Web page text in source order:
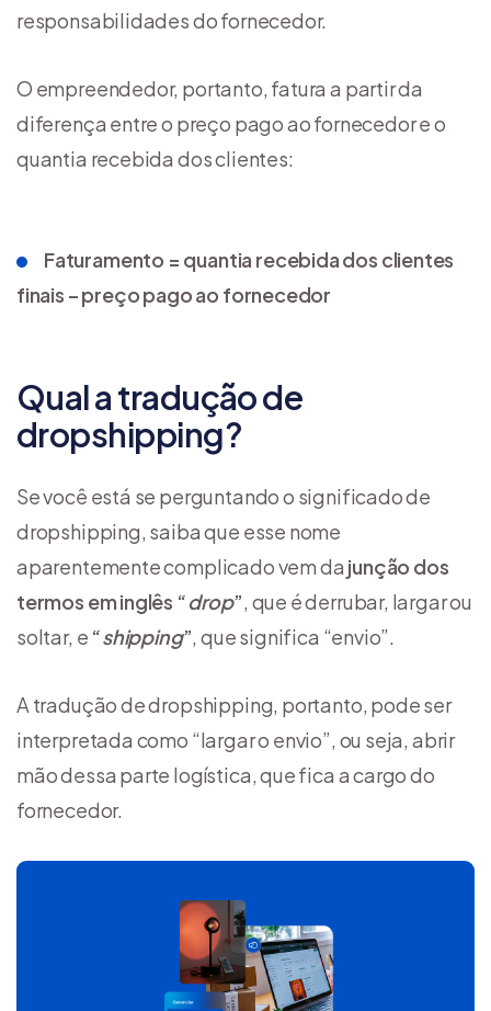
responsabilidades do fornecedor.
O empreendedor, portanto, fatura a partir da
diferença entre o preço pago ao fornecedor e o
quantia recebida dos clientes:
Faturamento = quantia recebida dos clientes
finais – preço pago ao fornecedor
Qual a tradução de
dropshipping?
Se você está se perguntando o significado de
dropshipping, saiba que esse nome
aparentemente complicado vem da junção dos
termos em inglês “drop”, que é derrubar, largar ou
soltar, e “shipping”, que significa “envio”.
A tradução de dropshipping, portanto, pode ser
interpretada como “largar o envio”, ou seja, abrir
mão dessa parte logística, que fica a cargo do
fornecedor.